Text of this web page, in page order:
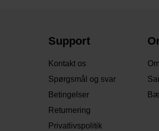
Support
Kontakt os
Spørgsmål og svar
Betingelser
Returnering
Privatlivspolitik